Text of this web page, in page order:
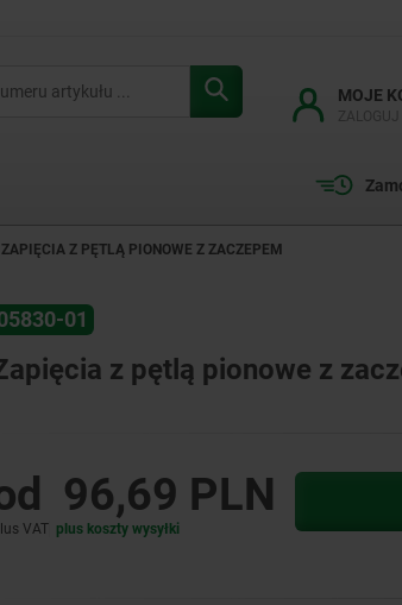
MOJE
ZAPIĘCIA Z PĘTLĄ PIONOWE Z ZACZEPEM
01
z pętlą pionowe z
96,69 PLN
VAT plus koszty wysyłki